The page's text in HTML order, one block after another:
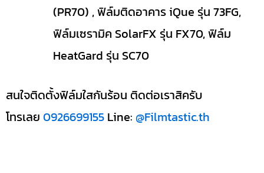
(PR70) , ฟิล์มติดอาคาร iQue รุ่น 73FG,
ฟิล์มเซรามิค SolarFX รุ่น FX70, ฟิล์ม
HeatGard รุ่น SC70
สนใจติดตั้งฟิล์มใสกันร้อน ติดต่อเราสิครับ
โทรเลย 0926699155 Line: @Filmtastic.th